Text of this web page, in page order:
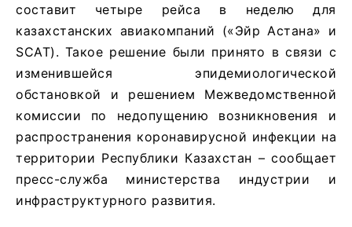
составит четыре рейса в неделю для
казахстанских авиакомпаний («Эйр Астана» и
SCAT). Такое решение были принято в связи с
изменившейся эпидемиологической
обстановкой и решением Межведомственной
комиссии по недопущению возникновения и
распространения коронавирусной инфекции на
территории Республики Казахстан – сообщает
пресс-служба министерства индустрии и
инфраструктурного развития.